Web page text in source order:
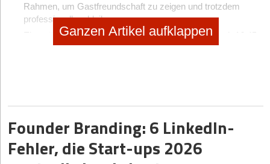
Rahmen, um Gastfreundschaft zu zeigen und trotzdem
professionell zu bleiben.
Ein später Nachmittag oder Abend – Embat startet ab 16.45
Uhr – passt am besten. So können geschäftliche Gespräche
Gästen (zum Beispiel potenzielle Kund*innen, Partner*innen
und bestehende Kontakte) hält Gespräche natürlich und
verhindert, dass es zu „sales-lastig“ wirkt.
Ganzen Artikel aufklappen
Founder Branding: 6 LinkedIn-
Fehler, die Start-ups 2026